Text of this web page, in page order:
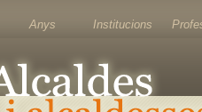
Institucions
Anys